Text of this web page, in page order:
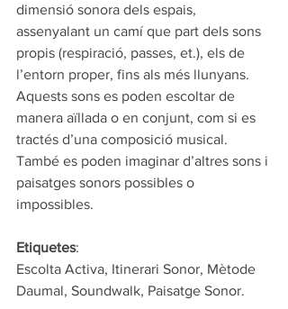
dimensió sonora dels espais,
assenyalant un camí que part dels sons
propis (respiració, passes, et.), els de
l’entorn proper, fins als més llunyans.
Aquests sons es poden escoltar de
manera aïllada o en conjunt, com si es
tractés d’una composició musical.
També es poden imaginar d’altres sons i
paisatges sonors possibles o
impossibles.
Etiquetes:
Escolta Activa, Itinerari Sonor, Mètode
Daumal, Soundwalk, Paisatge Sonor.